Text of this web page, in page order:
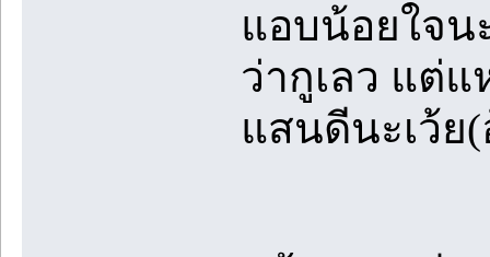
แอบน้อยใจน
ว่ากูเลว แต่
แสนดีนะเว้ย